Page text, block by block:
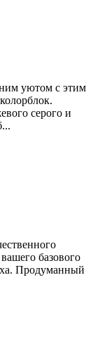
уютом с этим
серого и
базового
Продуманный